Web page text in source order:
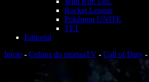
Rocket League
Pokémon UNITE
TFT
Editorial
Início - Coluna do mortaaTV - Call of Duty -